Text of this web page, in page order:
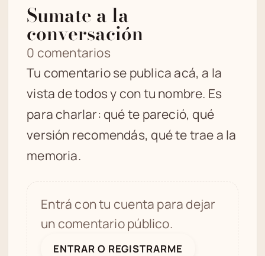
Sumate a la
conversación
0 comentarios
Tu comentario se publica acá, a la
vista de todos y con tu nombre. Es
para charlar: qué te pareció, qué
versión recomendás, qué te trae a la
memoria.
Entrá con tu cuenta para dejar
un comentario público.
ENTRAR O REGISTRARME